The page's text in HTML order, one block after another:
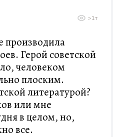
>1т
производила
Герой советской
человеком
плоским.
литературой?
или мне
в целом, но,
все.